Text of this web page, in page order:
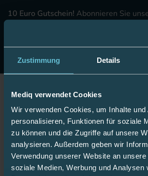
Zustimmung Details
Mediq verwendet Cookies
Wir verwenden Cookies, um Inhalte und
personalisieren, Funktionen für soziale
zu können und die Zugriffe auf unsere
analysieren. Außerdem geben wir
Verwendung unserer Website an
soziale Medien, Werbung und Analysen
10 Euro Gutschein! Abonnieren Sie
& erhalten Sie einen Gutschein im
Bleiben Sie gut